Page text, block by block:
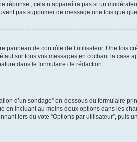
réponse ; cela n’apparaîtra pas si un
pas supprimer de message une fois que
panneau de contrôle de l’utilisateur. Une fois
sur tous vos messages en cochant la case
dans le formulaire de rédaction.
d’un sondage” en-dessous du formulaire
incluant au moins deux options dans les
lors du vote “Options par utilisateur”, puis